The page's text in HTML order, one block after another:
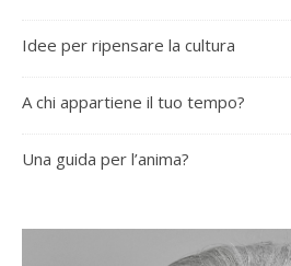
Idee per ripensare la cultura
A chi appartiene il tuo tempo?
Una guida per l’anima?